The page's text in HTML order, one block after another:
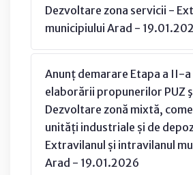
Dezvoltare zona servicii -
municipiului Arad -
Anunț demarare Etapa a II-
elaborării propunerilor PUZ
Dezvoltare zonă mixtă,
unități industriale și de
Extravilanul și intravilanul
Arad - 19.01.2026